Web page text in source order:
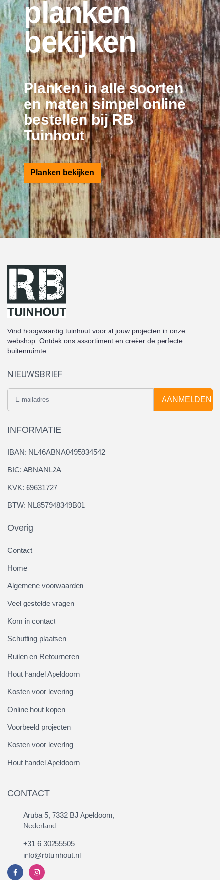
planken
bekijken
Planken in alle soorten
en maten simpel online
bestellen bij RB
Tuinhout
Planken bekijken
Vind hoogwaardig tuinhout voor al jouw projecten in onze
webshop. Ontdek ons assortiment en creëer de perfecte
buitenruimte.
NIEUWSBRIEF
AANMELDEN
INFORMATIE
IBAN: NL46ABNA0495934542
BIC: ABNANL2A
KVK: 69631727
BTW: NL857948349B01
Overig
Contact
Home
Algemene voorwaarden
Veel gestelde vragen
Kom in contact
Schutting plaatsen
Ruilen en Retourneren
Hout handel Apeldoorn
Kosten voor levering
Online hout kopen
Voorbeeld projecten
Kosten voor levering
Hout handel Apeldoorn
CONTACT
Aruba 5, 7332 BJ Apeldoorn,
Nederland
+31 6 30255505
info@rbtuinhout.nl